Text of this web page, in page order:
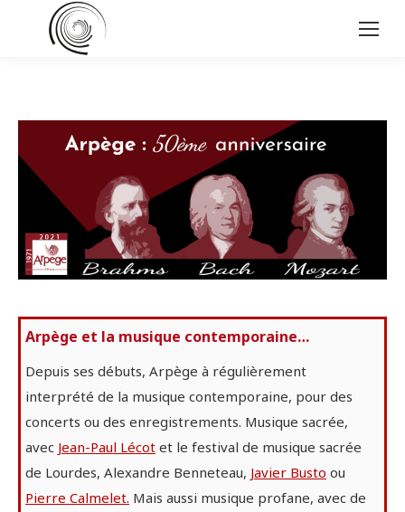
Arpège et la musique contemporaine…
Depuis ses débuts, Arpège à régulièrement
interprété de la musique contemporaine, pour des
concerts ou des enregistrements. Musique sacrée,
avec Jean-Paul Lécot et le festival de musique sacrée
de Lourdes, Alexandre Benneteau, Javier Busto ou
Pierre Calmelet. Mais aussi musique profane, avec de